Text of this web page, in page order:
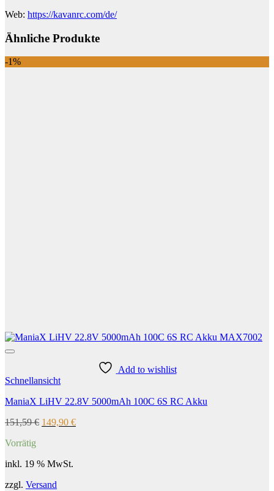
Web: https://kavanrc.com/de/
Ähnliche Produkte
-1%
Add to wishlist
Schnellansicht
ManiaX LiHV 22.8V 5000mAh 100C 6S RC Akku
151,59€ Ursprünglicher
149,90 €Aktueller
Vorrätig
inkl. 19 % MwSt.
zzgl. Versand